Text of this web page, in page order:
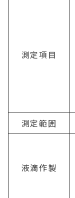
測定項目
測定範囲
液滴作製